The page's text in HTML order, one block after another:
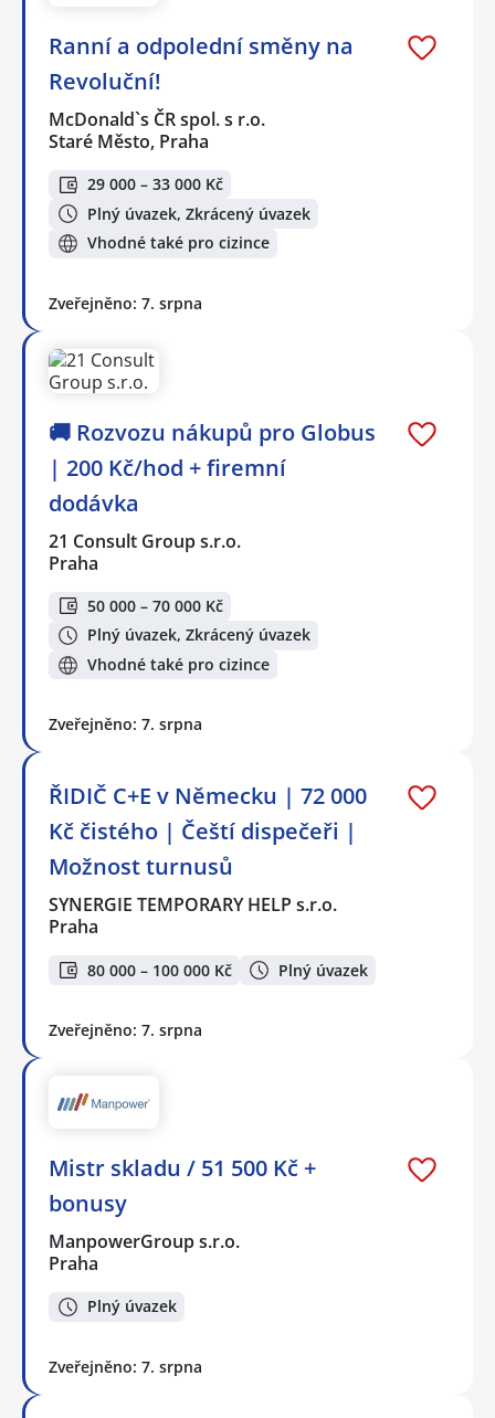
Ranní a odpolední směny na
Revoluční!
McDonald`s ČR spol. s r.o.
Staré Město, Praha
29 000 – 33 000 Kč
Plný úvazek, Zkrácený úvazek
Vhodné také pro cizince
Zveřejněno: 7. srpna
🚚 Rozvozu nákupů pro Globus
| 200 Kč/hod + firemní
dodávka
21 Consult Group s.r.o.
Praha
50 000 – 70 000 Kč
Plný úvazek, Zkrácený úvazek
Vhodné také pro cizince
Zveřejněno: 7. srpna
ŘIDIČ C+E v Německu | 72 000
Kč čistého | Čeští dispečeři |
Možnost turnusů
SYNERGIE TEMPORARY HELP s.r.o.
Praha
80 000 – 100 000 Kč Plný úvazek
Zveřejněno: 7. srpna
Mistr skladu / 51 500 Kč +
bonusy
ManpowerGroup s.r.o.
Praha
Plný úvazek
Zveřejněno: 7. srpna